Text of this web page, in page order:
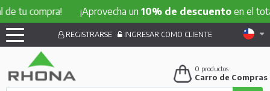
¡Aprovecha un10% de descuentoen el total de
REGISTRARSE INGRESAR COMO CLIENTE
0 productos
Carro de Compras